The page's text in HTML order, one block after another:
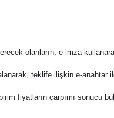
olanların, e-imza
teklife ilişkin e-
fiyatların çarpımı sonucu